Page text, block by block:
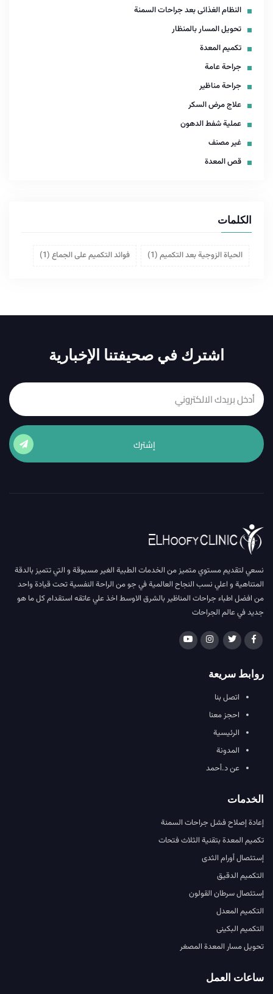
النظام الغذائى بعد جراحات السمنة
تحويل المسار بالمنظار
تكميم المعدة
جراحة عامة
جراحة مناظير
علاج مرض السكر
عملية شفط الدهون
غير مصنف
قص المعدة
الكلمات
الحياة الزوجية بعد التكميم (1) فوائد التكميم على الجماع (1)
اشترك في صحيفتنا الإخبارية
إشترك
نسعي لتقديم مستوي متميز من الخدمات الطبية الغير مسبوقة و التي تتميز بالدقة
المتناهية و اعلي نسب النجاح العالمية في جو من الراحة النفسية تحت قيادة واحد
من افضل اطباء جراحات المناظير بالشرق الاوسط اخذ علي عاتقه استقدام كل ما هو
جديد في عالم الجراحات
روابط سريعة
اتصل بنا
احجز معنا
الرئيسية
المدونة
عن د.أحمد
الخدمات
إعادة إصلاح فشل جراحات السمنة
تكميم المعدة بتقنية الثلاث فتحات
إستئصال أورام الثدى
التكميم الدقيق
إستئصال سرطان القولون
التكميم المعدل
التكميم البكينى
تحويل مسار المعدة المصغر
ساعات العمل